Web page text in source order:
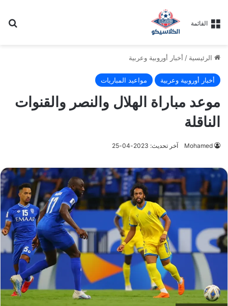
القائمة
الرئيسية / أخبار أوروبية وعربية
أخبار أوروبية وعربية مواعيد المباريات
موعد مباراة الهلال والنصر والقنوات
الناقلة
Mohamed آخر تحديث: 2023-04-25